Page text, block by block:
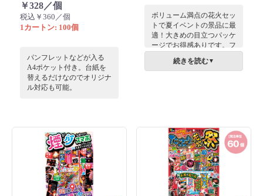
￥328／個
税込￥360／個
1カートン: 100個
パンフレットなどが入る
A4ポケット付き。台紙を
替えるだけなのでオリジナ
ル対応も可能。
ボリューム満点の花火セッ
トで夏イベントの景品に最
適！大きめの目立つパッケ
ージでお得感ありです。フ
に是非！続きを読む▼